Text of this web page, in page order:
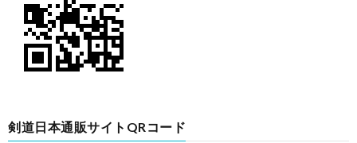
剣道日本通販サイトQRコード